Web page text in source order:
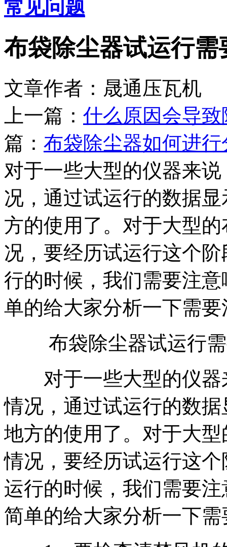
常见问题
布袋除尘器试运行需
文章作者：晟通压瓦
上一篇： 什么原因会导
篇： 布袋除尘器如何进行
对于一些大型的仪器来
况，通过试运行的数据
方的使用了。对于大型
况，要经历试运行这个
行的时候，我们需要注
单的给大家分析一下需
布袋除尘器试运行需
对于一些大型的仪器
情况，通过试运行的数
地方的使用了。对于大
情况，要经历试运行这
运行的时候，我们需要
简单的给大家分析一下